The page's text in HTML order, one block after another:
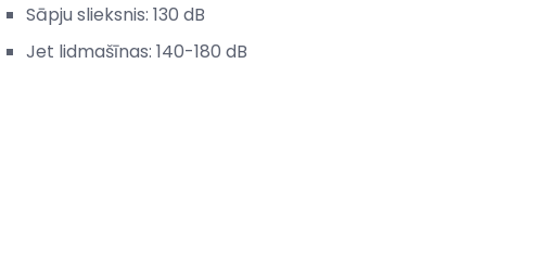
Sāpju slieksnis: 130 dB
Jet lidmašīnas: 140-180 dB